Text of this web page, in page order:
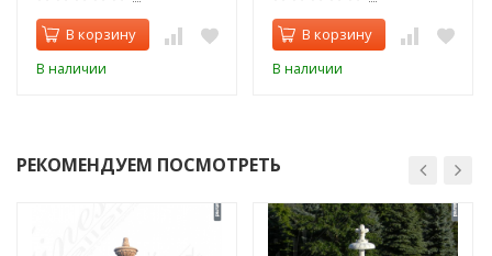
В корзину
В наличии
В корзину
В наличии
РЕКОМЕНДУЕМ ПОСМОТРЕТЬ